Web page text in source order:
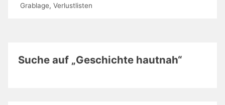
Grablage, Verlustlisten
Suche auf „Geschichte hautnah“